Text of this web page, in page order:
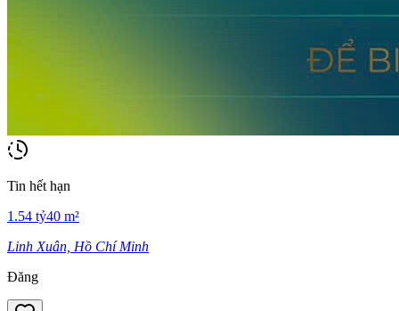
Tin hết hạn
1.54 tỷ40 m²
Linh Xuân, Hồ Chí Minh
Đăng